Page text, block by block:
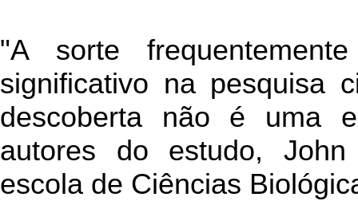
"A sorte
significativo na pesquisa
descoberta não é uma
autores do estudo,
escola de Ciências